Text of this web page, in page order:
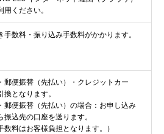
用ください。
手数料・振り込み手数料がかかります。
郵便振替（先払い）・クレジットカー
換となります。
郵便振替（先払い）の場合：お申し込み
振込先の口座を送ります。
数料はお客様負担となります。）